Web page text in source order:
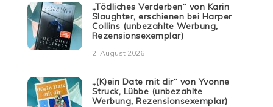
„Tödliches Verderben“ von Karin
Slaughter, erschienen bei Harper
Collins (unbezahlte Werbung,
Rezensionsexemplar)
2. August 2026
„(K)ein Date mit dir“ von Yvonne
Struck, Lübbe (unbezahlte
Werbung, Rezensionsexemplar)